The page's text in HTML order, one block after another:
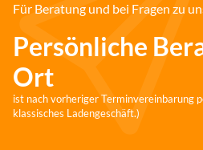
Für Beratung und bei Fragen zu
Persönliche
Ort
ist nach vorheriger Terminvereinbarung
klassisches Ladengeschäft.)